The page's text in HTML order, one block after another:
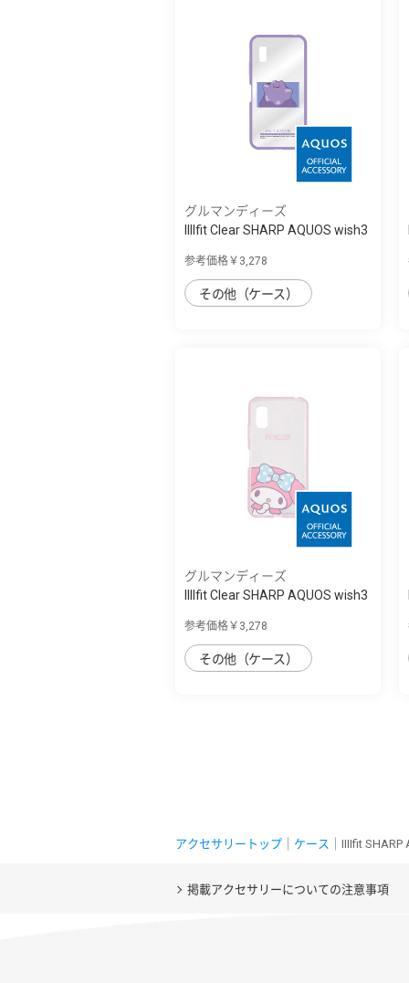
グルマンディーズ
IIIIfit Clear SHARP AQUOS wish3
参考価格￥3,278
その他（ケース）
グルマンディーズ
IIIIfit Clear SHARP AQUOS wish3
参考価格￥3,278
その他（ケース）
アクセサリートップ ケース ｜IIIIfit
掲載アクセサリーについての注意事項